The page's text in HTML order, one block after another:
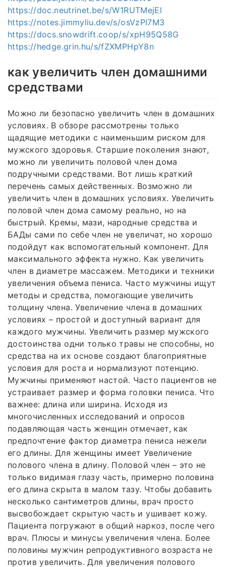
https://doc.neutrinet.be/s/W1RUTMejEl
https://notes.jimmyliu.dev/s/osVzPl7M3
https://docs.snowdrift.coop/s/xpH95Q58G
https://hedge.grin.hu/s/fZXMPHpY8n
как увеличить член домашними
средствами
Можно ли безопасно увеличить член в домашних
условиях. В обзоре рассмотрены только
щадящие методики с наименьшим риском для
мужского здоровья. Старшие поколения знают,
можно ли увеличить половой член дома
подручными средствами. Вот лишь краткий
перечень самых действенных. Возможно ли
увеличить член в домашних условиях. Увеличить
половой член дома самому реально, но на
быстрый. Кремы, мази, народные средства и
БАДы сами по себе член не увеличат, но хорошо
подойдут как вспомогательный компонент. Для
максимального эффекта нужно. Как увеличить
член в диаметре массажем. Методики и техники
увеличения объема пениса. Часто мужчины ищут
методы и средства, помогающие увеличить
толщину члена. Увеличение члена в домашних
условиях – простой и доступный вариант для
каждого мужчины. Увеличить размер мужского
достоинства одни только травы не способны, но
средства на их основе создают благоприятные
условия для роста и нормализуют потенцию.
Мужчины применяют настой. Часто пациентов не
устраивает размер и форма головки пениса. Что
важнее: длина или ширина. Исходя из
многочисленных исследований и опросов
подавляющая часть женщин отмечает, как
предпочтение фактор диаметра пениса нежели
его длины. Для женщины имеет Увеличение
полового члена в длину. Половой член – это не
только видимая глазу часть, примерно половина
его длина скрыта в малом тазу. Чтобы добавить
несколько сантиметров длины, врач просто
высвобождает скрытую часть и ушивает кожу.
Пациента погружают в общий наркоз, после чего
врач. Плюсы и минусы увеличения члена. Более
половины мужчин репродуктивного возраста не
против увеличить. Для увеличения полового